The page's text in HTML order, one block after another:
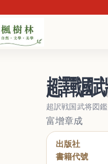
超譯戰國
超訳戦国武将図鑑
富增章成
出版社
書籍代號